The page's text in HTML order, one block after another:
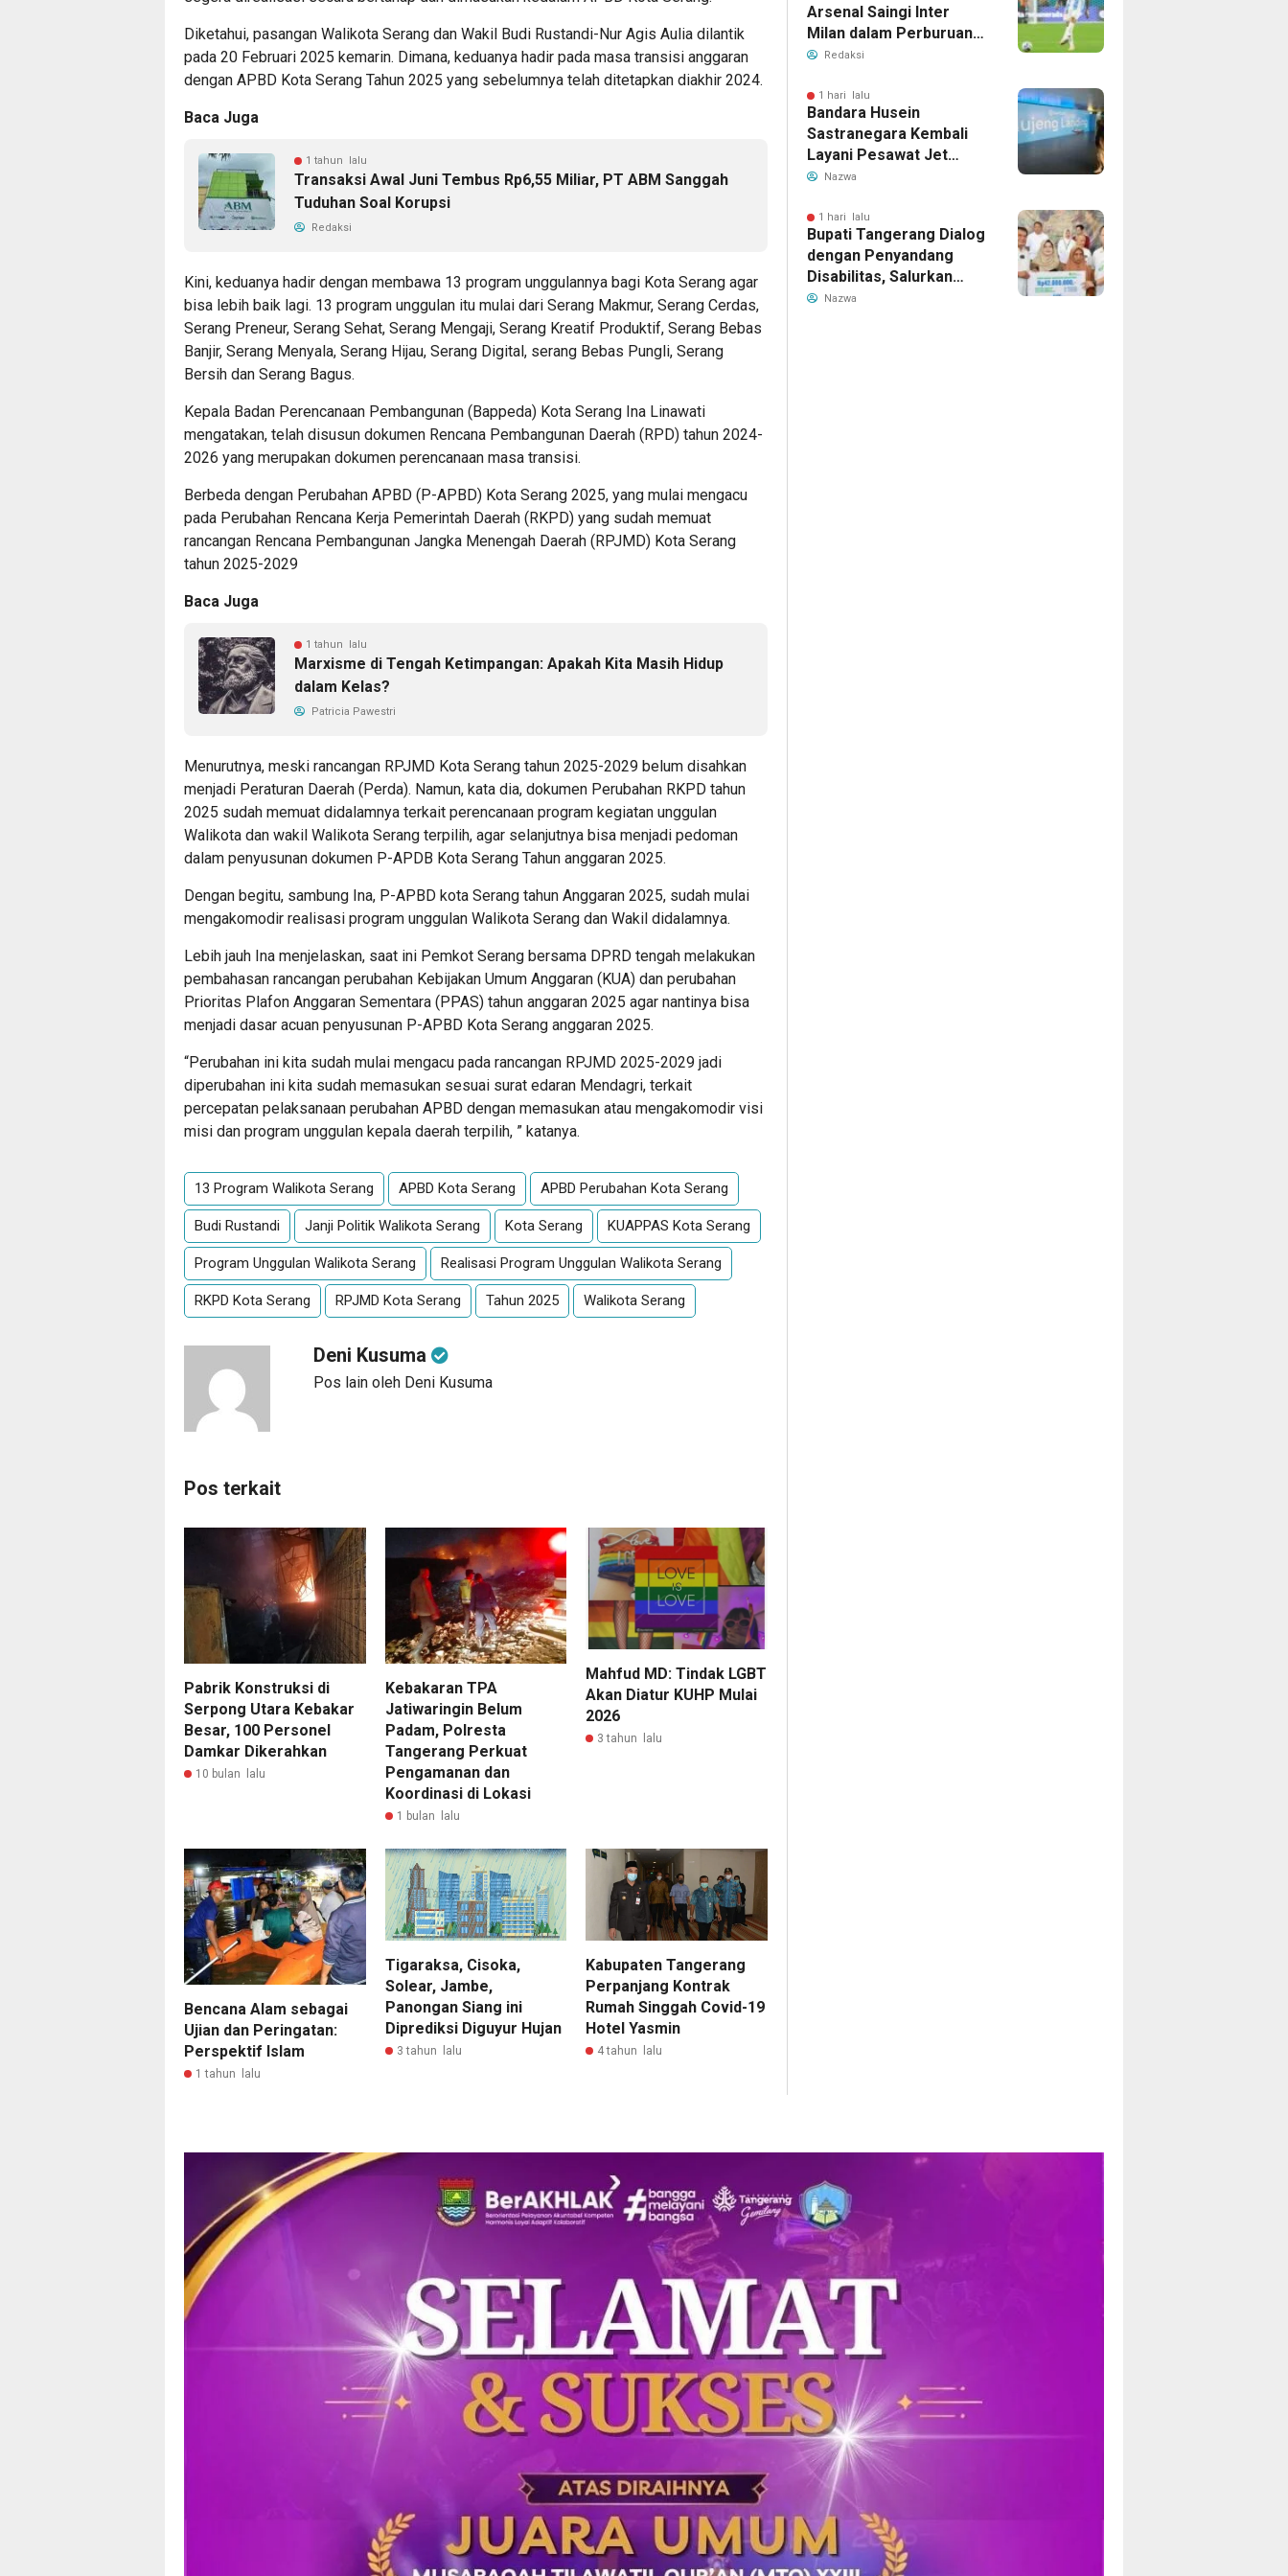
Diketahui, pasangan Walikota Serang dan Wakil Budi Rustandi-Nur Agis Aulia dilantik
pada 20 Februari 2025 kemarin. Dimana, keduanya hadir pada masa transisi anggaran
dengan APBD Kota Serang Tahun 2025 yang sebelumnya telah ditetapkan diakhir 2024.
Baca Juga
1 tahun lalu
Transaksi Awal Juni Tembus Rp6,55 Miliar, PT ABM Sanggah
Tuduhan Soal Korupsi
Redaksi
Kini, keduanya hadir dengan membawa 13 program unggulannya bagi Kota Serang agar
bisa lebih baik lagi. 13 program unggulan itu mulai dari Serang Makmur, Serang Cerdas,
Serang Preneur, Serang Sehat, Serang Mengaji, Serang Kreatif Produktif, Serang Bebas
Banjir, Serang Menyala, Serang Hijau, Serang Digital, serang Bebas Pungli, Serang
Bersih dan Serang Bagus.
Kepala Badan Perencanaan Pembangunan (Bappeda) Kota Serang Ina Linawati
mengatakan, telah disusun dokumen Rencana Pembangunan Daerah (RPD) tahun 2024-
2026 yang merupakan dokumen perencanaan masa transisi.
Berbeda dengan Perubahan APBD (P-APBD) Kota Serang 2025, yang mulai mengacu
pada Perubahan Rencana Kerja Pemerintah Daerah (RKPD) yang sudah memuat
rancangan Rencana Pembangunan Jangka Menengah Daerah (RPJMD) Kota Serang
tahun 2025-2029
Baca Juga
1 tahun lalu
Marxisme di Tengah Ketimpangan: Apakah Kita Masih Hidup
dalam Kelas?
Patricia Pawestri
Menurutnya, meski rancangan RPJMD Kota Serang tahun 2025-2029 belum disahkan
menjadi Peraturan Daerah (Perda). Namun, kata dia, dokumen Perubahan RKPD tahun
2025 sudah memuat didalamnya terkait perencanaan program kegiatan unggulan
Walikota dan wakil Walikota Serang terpilih, agar selanjutnya bisa menjadi pedoman
dalam penyusunan dokumen P-APDB Kota Serang Tahun anggaran 2025.
Dengan begitu, sambung Ina, P-APBD kota Serang tahun Anggaran 2025, sudah mulai
mengakomodir realisasi program unggulan Walikota Serang dan Wakil didalamnya.
Lebih jauh Ina menjelaskan, saat ini Pemkot Serang bersama DPRD tengah melakukan
pembahasan rancangan perubahan Kebijakan Umum Anggaran (KUA) dan perubahan
Prioritas Plafon Anggaran Sementara (PPAS) tahun anggaran 2025 agar nantinya bisa
menjadi dasar acuan penyusunan P-APBD Kota Serang anggaran 2025.
“Perubahan ini kita sudah mulai mengacu pada rancangan RPJMD 2025-2029 jadi
diperubahan ini kita sudah memasukan sesuai surat edaran Mendagri, terkait
percepatan pelaksanaan perubahan APBD dengan memasukan atau mengakomodir visi
misi dan program unggulan kepala daerah terpilih, ” katanya.
13 Program Walikota Serang APBD Kota Serang APBD Perubahan Kota Serang
Budi Rustandi Janji Politik Walikota Serang Kota Serang KUAPPAS Kota Serang
Program Unggulan Walikota Serang Realisasi Program Unggulan Walikota Serang
RKPD Kota Serang RPJMD Kota Serang Tahun 2025 Walikota Serang
Deni Kusuma
Pos lain oleh Deni Kusuma
Pos terkait
Pabrik Konstruksi di
Serpong Utara Kebakar
Besar, 100 Personel
Damkar Dikerahkan
10 bulan lalu
Kebakaran TPA
Jatiwaringin Belum
Padam, Polresta
Tangerang Perkuat
Pengamanan dan
Koordinasi di Lokasi
1 bulan lalu
Mahfud MD: Tindak LGBT
Akan Diatur KUHP Mulai
2026
3 tahun lalu
Bencana Alam sebagai
Ujian dan Peringatan:
Perspektif Islam
1 tahun lalu
Tigaraksa, Cisoka,
Solear, Jambe,
Panongan Siang ini
Diprediksi Diguyur Hujan
3 tahun lalu
Kabupaten Tangerang
Perpanjang Kontrak
Rumah Singgah Covid-19
Hotel Yasmin
4 tahun lalu
Arsenal Saingi Inter
Milan dalam Perburuan
Cristian Romero,
Memanas
Redaksi
1 hari lalu
Bandara Husein
Sastranegara Kembali
Layani Pesawat Jet
Mulai 14 Agustus 2026,
Rute Bandung-Denpasar
Nazwa
1 hari lalu
Bupati Tangerang Dialog
dengan Penyandang
Disabilitas, Salurkan
Bantuan dan Tampung
Nazwa